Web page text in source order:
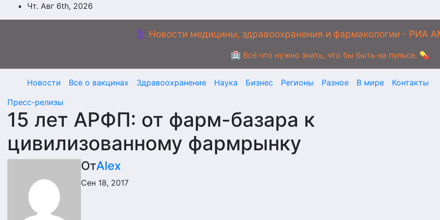
Перейти
к
Чт. Авг 6th, 2026
⚕️ Новости медицины, здравоохранения и фармакологии -
🏥 Всё что нужно знать, что бы быть на пульсе. 💊
Новости Все о вакцинах Здравоохранение Наука Бизнес Регионы Разное В мире
Контакты
Пресс-релизы
15 лет АРФП: от фарм-базара к
цивилизованному фармрынку
ОтAlex
Сен 18, 2017